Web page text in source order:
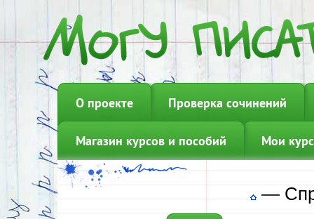
О проекте Проверка сочинений
Магазин курсов и пособий Мои
—